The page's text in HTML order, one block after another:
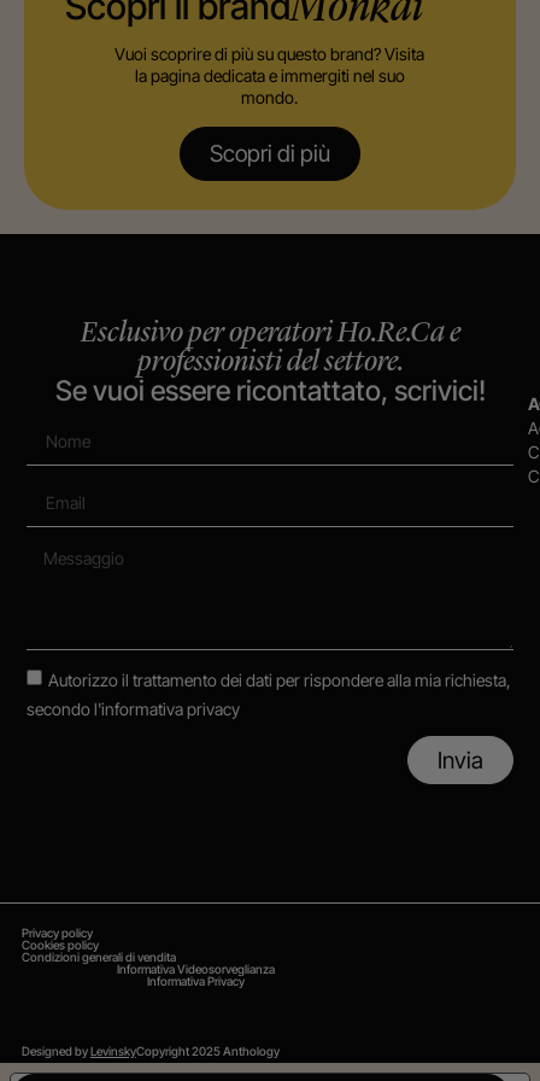
Vuoi scoprire di più su questo brand? Visita
la pagina dedicata e immergiti nel suo
mondo.
Scopri di più
Monkai
Esclusivo per operatori Ho.Re.Ca e
professionisti del settore.
Se vuoi essere ricontattato, scrivici!
Autorizzo il trattamento dei dati per rispondere alla mia richiesta,
secondol'informativa privacy
Invia
Privacy policy
Cookies policy
Condizioni generali di vendita
Informativa Videosorveglianza
Informativa Privacy
Designed byLevinskyCopyright 2025 Anthology